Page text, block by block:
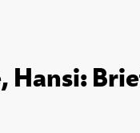
Hansi: